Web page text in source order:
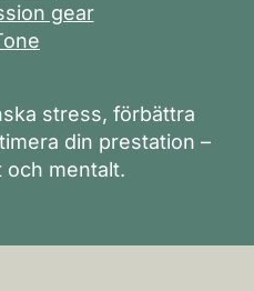
gear
stress, förbättra
din prestation –
och mentalt.